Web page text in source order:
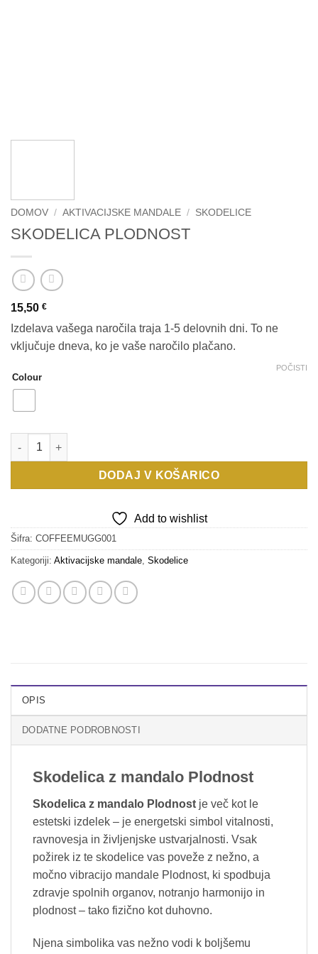
DOMOV / AKTIVACIJSKE MANDALE / SKODELICE
SKODELICA PLODNOST
15,50 €
Izdelava vašega naročila traja 1-5 delovnih dni. To ne
vključuje dneva, ko je vaše naročilo plačano.
Colour
POČISTI
SKODELICA PLODNOST količina
DODAJ V KOŠARICO
Add to wishlist
Šifra: COFFEEMUGG001
Kategoriji: Aktivacijske mandale, Skodelice
OPIS
DODATNE PODROBNOSTI
Skodelica z mandalo Plodnost
Skodelica z mandalo Plodnost je več kot le
estetski izdelek – je energetski simbol vitalnosti,
ravnovesja in življenjske ustvarjalnosti. Vsak
požirek iz te skodelice vas poveže z nežno, a
močno vibracijo mandale Plodnost, ki spodbuja
zdravje spolnih organov, notranjo harmonijo in
plodnost – tako fizično kot duhovno.
Njena simbolika vas nežno vodi k boljšemu